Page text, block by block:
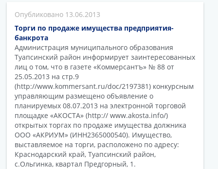
Государственный и муниципальный контроль
Муниципальное имущество
Публичные слушания и общественные обсуждения
Документы
13.06.2013
Торги по продаже имущества предприятия-
банкрота
Администрация муниципального образования
Туапсинский район информирует заинтересованных
лиц о том, что в газете «Коммерсантъ» № 88 от
25.05.2013 на стр.9
(http://www.kommersant.ru/doc/2197381) конкурсным
управляющим размещено объявление о
планируемых 08.07.2013 на электронной торговой
площадке «АКОСТА» (http:// www.akosta.info/)
открытых торгах по продаже имущества должника
ООО «АКРИУМ» (ИНН2365000540). Имущество,
выставляемое на торги, расположено по адресу:
Краснодарский край, Туапсинский район,
с.Ольгинка, квартал Предгорный, 1.